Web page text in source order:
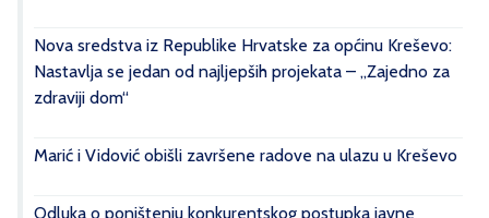
Nova sredstva iz Republike Hrvatske za općinu Kreševo:
Nastavlja se jedan od najljepših projekata – „Zajedno za
zdraviji dom“
Marić i Vidović obišli završene radove na ulazu u Kreševo
Odluka o poništenju konkurentskog postupka javne